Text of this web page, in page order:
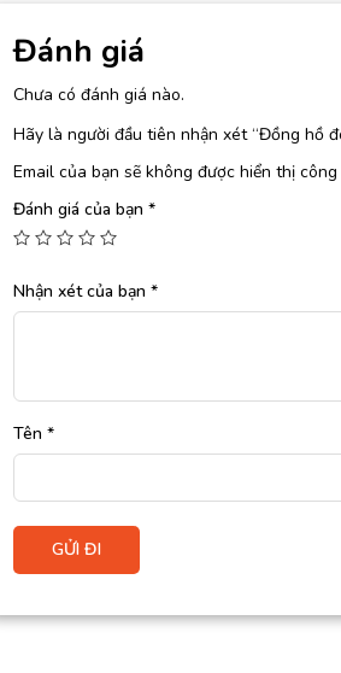
Đánh giá
Chưa có đánh giá nào.
Hãy là người đầu tiên nhận xét “Đồng hồ
Email của bạn sẽ không được hiển thị công
Đánh giá của bạn *
Nhận xét của bạn *
Tên *